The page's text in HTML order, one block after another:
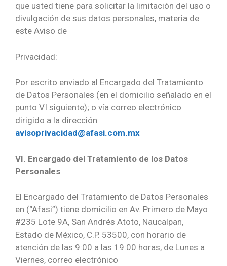
que usted tiene para solicitar la limitación del uso o
divulgación de sus datos personales, materia de
este Aviso de
Privacidad:
Por escrito enviado al Encargado del Tratamiento
de Datos Personales (en el domicilio señalado en el
punto VI siguiente); o vía correo electrónico
dirigido a la dirección
avisoprivacidad@afasi.com.mx
VI. Encargado del Tratamiento de los Datos
Personales
El Encargado del Tratamiento de Datos Personales
en (“Afasi”) tiene domicilio en Av. Primero de Mayo
#235 Lote 9A, San Andrés Atoto, Naucalpan,
Estado de México, C.P. 53500, con horario de
atención de las 9:00 a las 19:00 horas, de Lunes a
Viernes, correo electrónico